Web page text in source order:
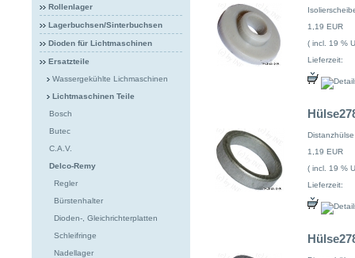
Rollenlager
Lagerbuchsen/Sinterbuchsen
Dioden für Lichtmaschinen
Ersatzteile
Wassergekühlte Lichmaschinen
Lichtmaschinen Teile
Bosch
Butec
C.A.V.
Delco-Remy
Regler
Bürstenhalter
Dioden-, Gleichrichterplatten
Schleifringe
Nadellager
1,19 EUR
( incl. 19 %
Lieferzeit:
1,19 EUR
( incl. 19 %
Lieferzeit: